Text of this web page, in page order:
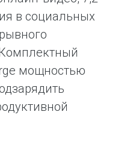
в социальных
мощностью